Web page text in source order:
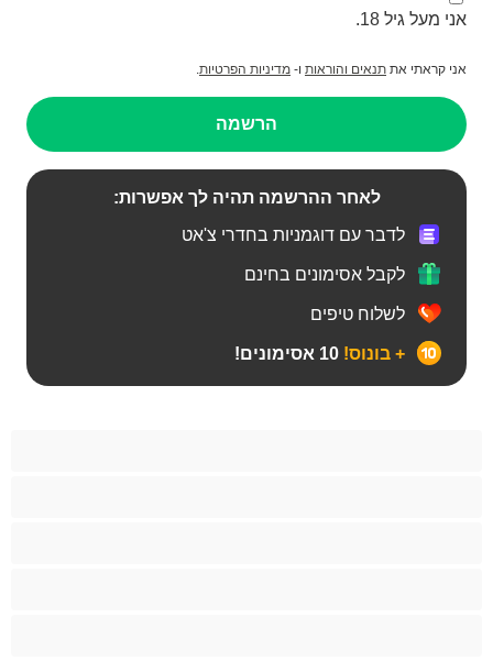
אני מעל גיל 18.
אני קראתי את תנאים והוראות ו- מדיניות הפרטיות.
הרשמה
לאחר ההרשמה תהיה לך אפשרות:
לדבר עם דוגמניות בחדרי צ'אט
לקבל אסימונים בחינם
לשלוח טיפים
+ בונוס!